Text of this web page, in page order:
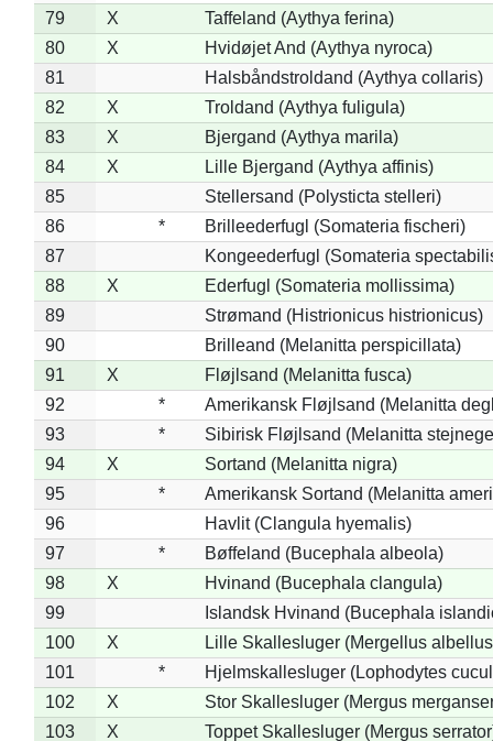
79
X
Taffeland (Aythya ferina)
80
X
Hvidøjet And (Aythya nyroca)
81
Halsbåndstroldand (Aythya collaris)
82
X
Troldand (Aythya fuligula)
83
X
Bjergand (Aythya marila)
84
X
Lille Bjergand (Aythya affinis)
85
Stellersand (Polysticta stelleri)
86
*
Brilleederfugl (Somateria fischeri)
87
Kongeederfugl (Somateria
88
X
Ederfugl (Somateria mollissima)
89
Strømand (Histrionicus histrionicus)
90
Brilleand (Melanitta perspicillata)
91
X
Fløjlsand (Melanitta fusca)
92
*
Amerikansk Fløjlsand (Melanitta
93
*
Sibirisk Fløjlsand (Melanitta
94
X
Sortand (Melanitta nigra)
95
*
Amerikansk Sortand (Melanitta
96
Havlit (Clangula hyemalis)
97
*
Bøffeland (Bucephala albeola)
98
X
Hvinand (Bucephala clangula)
99
Islandsk Hvinand (Bucephala
100
X
Lille Skallesluger (Mergellus
101
*
Hjelmskallesluger (Lophodytes
102
X
Stor Skallesluger (Mergus
103
X Toppet Skallesluger (Mergus